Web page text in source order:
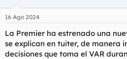
16 Ago 2024
La Premier ha estrenado una
se explican en tuiter, de manera
decisiones que toma el VAR